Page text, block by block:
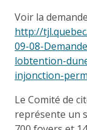
Voir la
http://
09-08-
lobtention-
injonction-
Le Comité de
représente un